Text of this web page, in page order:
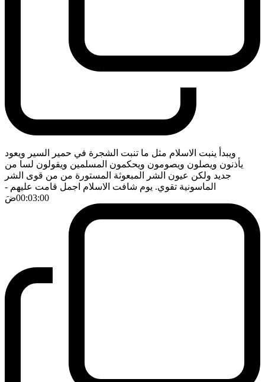
ويبدأ ينبت الاسلام مثل ما تنبت الشجرة في حمير السير ويعود
يأذنون ويصلون ويصومون ويحكمون المسلمين ويقولون لسا من
جديد ولكن عيون الشر المبعوثة المستورة من من قوى الشر
الماسونية تقوي. يوم شافت الاسلام اجمل قامت عليهم -
00:03:00ضَ